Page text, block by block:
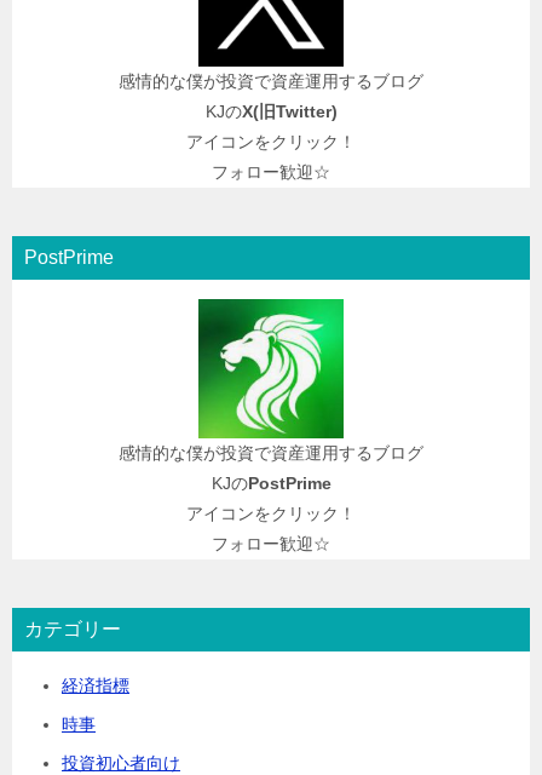
感情的な僕が投資で資産運用するブログ
KJのX(旧Twitter)
アイコンをクリック！
フォロー歓迎☆
PostPrime
感情的な僕が投資で資産運用するブログ
KJのPostPrime
アイコンをクリック！
フォロー歓迎☆
カテゴリー
経済指標
時事
投資初心者向け